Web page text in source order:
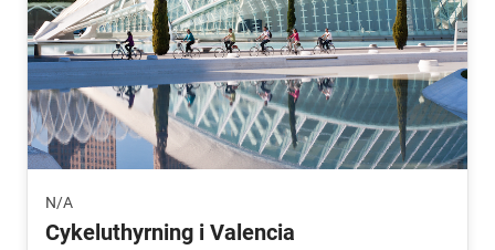
N/A
Cykeluthyrning i Valencia